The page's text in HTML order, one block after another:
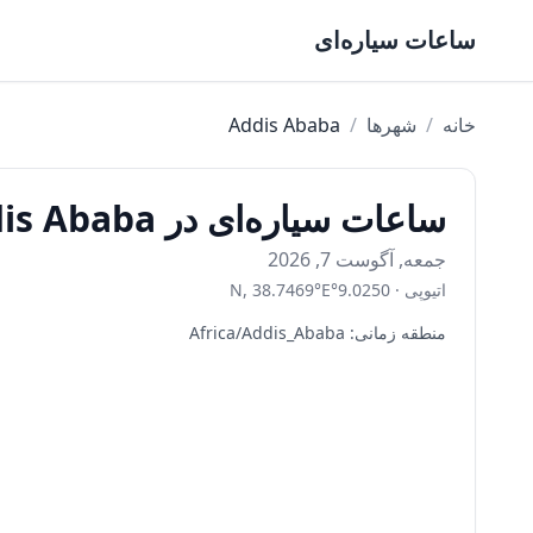
ساعات سیاره‌ای
خانه / شهرها /
Addis Ababa
ساعات سیاره‌ای در Addis Ababa امروز
جمعه, آگوست 7, 2026
اتیوپی ·
9.0250
°
N, 38.7469°E
منطقه زمانی:
Africa/Addis_Ababa